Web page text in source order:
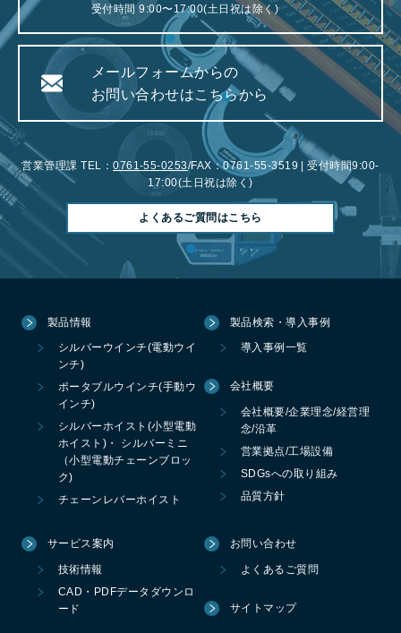
受付時間 9:00〜17:00(土日祝は除く)
メールフォームからの
お問い合わせはこちらから
営業管理課 TEL：0761-55-0253/FAX：0761-55-3519 | 受付時間9:00-
17:00(土日祝は除く)
よくあるご質問はこちら
製品情報
シルバーウインチ(電動ウイ
ンチ)
ポータブルウインチ(手動ウ
インチ)
シルバーホイスト(小型電動
ホイスト)・ シルバーミニ
（小型電動チェーンブロッ
ク)
チェーンレバーホイスト
製品検索・導入事例
導入事例一覧
会社概要
会社概要/企業理念/経営理
念/沿革
営業拠点/工場設備
SDGsへの取り組み
品質方針
サービス案内
技術情報
CAD・PDFデータダウンロ
ード
お問い合わせ
よくあるご質問
サイトマップ